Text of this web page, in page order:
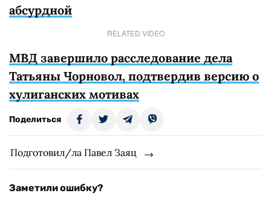
абсурдной
RELATED VIDEO
МВД завершило расследование дела
Татьяны Чорновол, подтвердив версию о
хулиганских мотивах
Поделиться
Подготовил/ла Павел Заяц
Заметили ошибку?